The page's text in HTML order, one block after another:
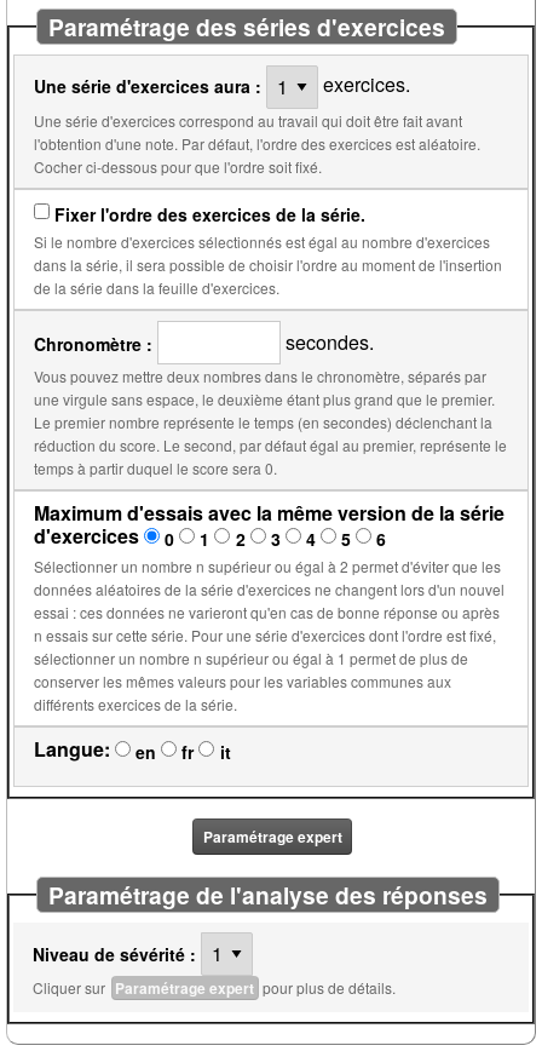
Paramétrage des séries d'exercices
Une série d'exercices aura : exercices.
Une série d'exercices correspond au travail qui doit être fait avant
l'obtention d'une note. Par défaut, l'ordre des exercices est aléatoire.
Cocher ci-dessous pour que l'ordre soit fixé.
Fixer l'ordre des exercices de la série.
Si le nombre d'exercices sélectionnés est égal au nombre d'exercices
dans la série, il sera possible de choisir l'ordre au moment de l'insertion
de la série dans la feuille d'exercices.
Chronomètre : secondes.
Vous pouvez mettre deux nombres dans le chronomètre, séparés par
une virgule sans espace, le deuxième étant plus grand que le premier.
Le premier nombre représente le temps (en secondes) déclenchant la
réduction du score. Le second, par défaut égal au premier, représente le
temps à partir duquel le score sera 0.
Maximum d'essais avec la même version de la série
d'exercices
0 1 2 3 4 5 6
Sélectionner un nombre n supérieur ou égal à 2 permet d'éviter que les
données aléatoires de la série d'exercices ne changent lors d'un nouvel
essai : ces données ne varieront qu'en cas de bonne réponse ou après
n essais sur cette série. Pour une série d'exercices dont l'ordre est fixé,
sélectionner un nombre n supérieur ou égal à 1 permet de plus de
conserver les mêmes valeurs pour les variables communes aux
différents exercices de la série.
Langue: en fr it
Paramétrage expert
Paramétrage de l'analyse des réponses
Niveau de sévérité :
Cliquer sur Paramétrage expert pour plus de détails.